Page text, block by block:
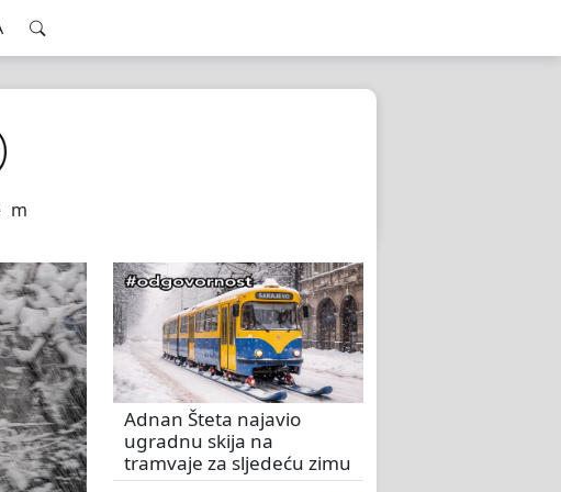
Adnan Šteta najavio
ugradnu skija na
tramvaje za sljedeću zimu